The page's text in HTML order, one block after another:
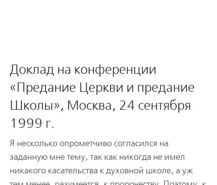
Доклад на конференции
«Предание Церкви и предание
Школы», Москва, 24 сентября
1999 г.
Я несколько опрометчиво согласился на
заданную мне тему, так как никогда не имел
никакого касательства к духовной школе, а уж